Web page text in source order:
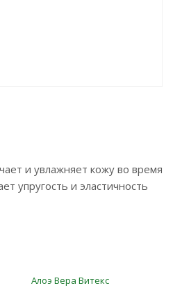
и увлажняет кожу во время
упругость и эластичность
Алоэ Вера Витекс